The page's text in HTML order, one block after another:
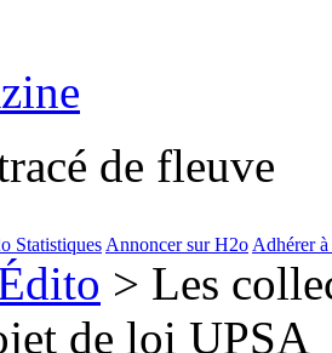
de fleuve
Statistiques Annoncer sur H2o Adhérer
> Les
de loi UPSA